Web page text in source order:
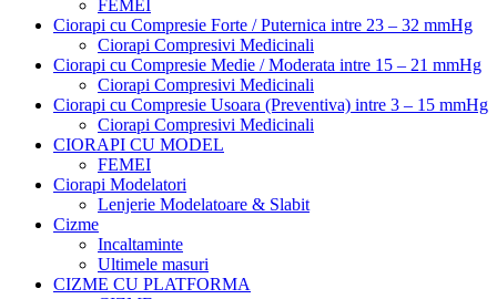
FEMEI
Ciorapi cu Compresie Forte / Puternica intre 23 – 32 mmHg
Ciorapi Compresivi Medicinali
Ciorapi cu Compresie Medie / Moderata intre 15 – 21 mmHg
Ciorapi Compresivi Medicinali
Ciorapi cu Compresie Usoara (Preventiva) intre 3 – 15 mmHg
Ciorapi Compresivi Medicinali
CIORAPI CU MODEL
FEMEI
Ciorapi Modelatori
Lenjerie Modelatoare & Slabit
Cizme
Incaltaminte
Ultimele masuri
CIZME CU PLATFORMA